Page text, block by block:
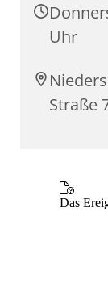
Uhr
Straße